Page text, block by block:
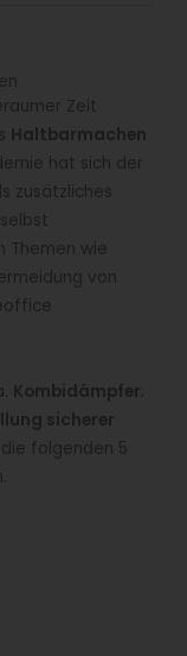
Zeit
Haltbarmachen
hat sich der
zusätzliches
Themen wie
von
Kombidämpfer
sicherer
die folgenden 5